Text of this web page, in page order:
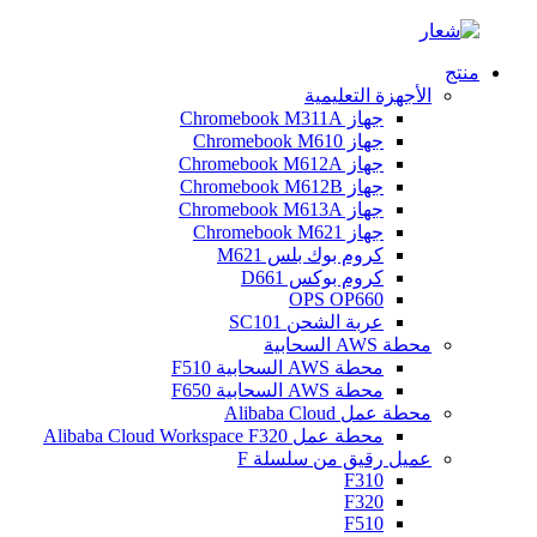
منتج
الأجهزة التعليمية
جهاز Chromebook M311A
جهاز Chromebook M610
جهاز Chromebook M612A
جهاز Chromebook M612B
جهاز Chromebook M613A
جهاز Chromebook M621
كروم بوك بلس M621
كروم بوكس ​​D661
OPS OP660
عربة الشحن SC101
محطة AWS السحابية
محطة AWS السحابية F510
محطة AWS السحابية F650
محطة عمل Alibaba Cloud
محطة عمل Alibaba Cloud Workspace F320
عميل رقيق من سلسلة F
F310
F320
F510